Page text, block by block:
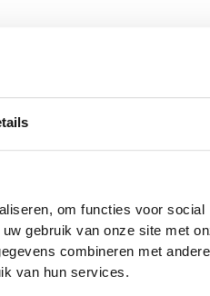
om functies voor
gebruik van onze site met
combineren met
van hun services.
www.jvk.nl(see the